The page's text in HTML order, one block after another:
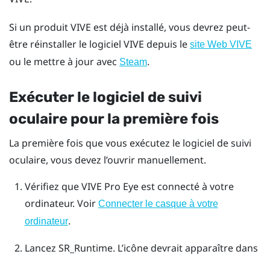
Si un produit VIVE est déjà installé, vous devrez peut-
être réinstaller le logiciel VIVE depuis le site Web VIVE
ou le mettre à jour avec Steam.
Exécuter le logiciel de suivi
oculaire pour la première fois
La première fois que vous exécutez le logiciel de suivi
oculaire, vous devez l’ouvrir manuellement.
Vérifiez queVIVE Pro Eyeest connecté à votre
ordinateur. Voir Connecter le casque à votre
ordinateur.
Lancez SR_Runtime. L’icône devrait apparaître dans